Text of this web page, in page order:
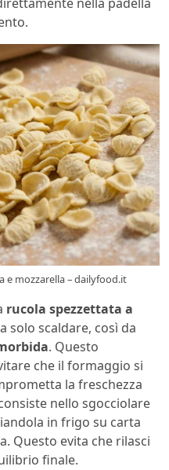
e mozzarella – dailyfood.it
rucola spezzettata a
solo scaldare, così da
. Questo
che il formaggio si
la freschezza
nello sgocciolare
in frigo su carta
Questo evita che rilasci
finale.